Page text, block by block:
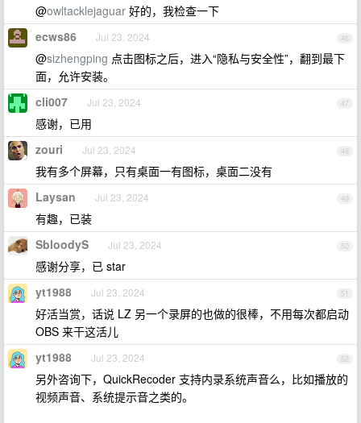
@owltacklejaguar 好的，我检查一下
46
ecws86 Jul 23, 2024
@sizhengping 点击图标之后，进入“隐私与安全性”，翻到最下
面，允许安装。
47
cli007 Jul 23, 2024
感谢，已用
48
zouri Jul 23, 2024
我有多个屏幕，只有桌面一有图标，桌面二没有
49
Laysan Jul 23, 2024
有趣，已装
50
SbloodyS Jul 23, 2024
感谢分享，已 star
51
yt1988 Jul 23, 2024
好活当赏，话说 LZ 另一个录屏的也做的很棒，不用每次都启动
OBS 来干这活儿
52
yt1988 Jul 23, 2024
另外咨询下，QuickRecoder 支持内录系统声音么，比如播放的
视频声音、系统提示音之类的。